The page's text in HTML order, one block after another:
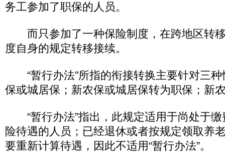
务工参加了职保的人员。
而只参加了一种保险制度，在跨地区转
度自身的规定转移接续。
“暂行办法”所指的衔接转换主要针对三种
保或城居保；新农保或城居保转为职保；新
“暂行办法”指出，此规定适用于尚处于缴
险待遇的人员；已经退休或者按规定领取养
要重新计算待遇，因此不适用“暂行办法”。